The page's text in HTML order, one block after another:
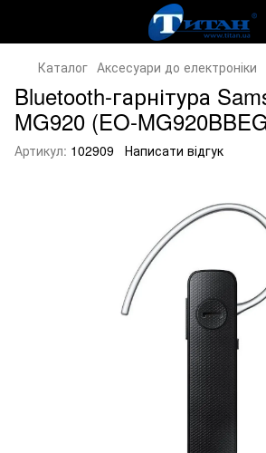
Каталог Аксесуари до електроніки
Bluetooth-гарнітура
MG920 (EO-
Артикул: 102909 Написати відгук